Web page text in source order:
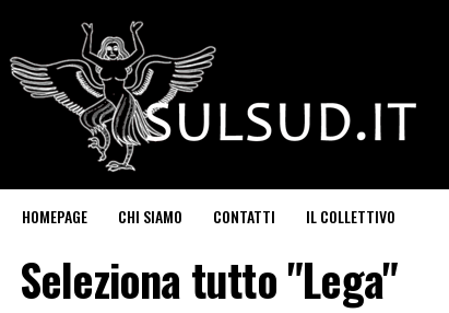
HOMEPAGE CHI SIAMO CONTATTI IL COLLETTIVO
Seleziona tutto "Lega"